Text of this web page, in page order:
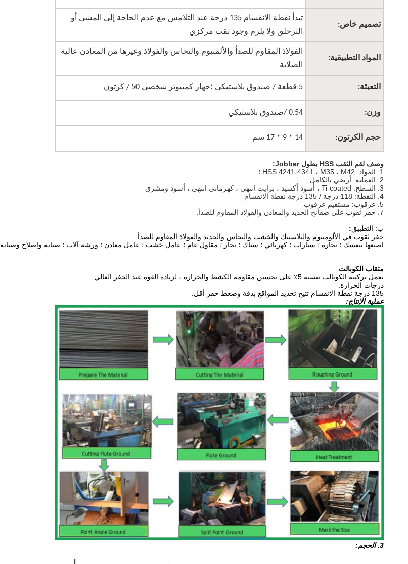
تصميم خاص:
تبدأ نقطة الانقسام 135 درجة عند التلامس مع عدم الحاجة إلى المشي أو
التزحلق ولا يلزم وجود ثقب مركزي
المواد التطبيقية:
الفولاذ المقاوم للصدأ والألمنيوم والنحاس والفولاذ وغيرها من المعادن عالية
الصلابة
التعبئة: 5 قطعة / صندوق بلاستيكي ؛جهاز كمبيوتر شخصى 50 / كرتون
وزن: 0.54 / صندوق بلاستيكي
حجم الكرتون: 14 * 9 * 17 سم
وصف لقم الثقب HSS بطول Jobber:
1. المواد: HSS 4241،4341 ، M35 ، M42 ؛
2. العملية: أرضي بالكامل
3. السطح: Ti-coated ، أسود أكسيد ، برايت انتهى ، كهرماني انتهى ، أسود ومشرق
4. النقطة: 118 درجة / 135 درجة نقطة الانقسام
5. عرقوب: مستقيم عرقوب
7. حفر ثقوب على صفائح الحديد والمعادن والفولاذ المقاوم للصدأ.
ب: التطبيق:
حفر ثقوب في الألومنيوم والبلاستيك والخشب والنحاس والحديد والفولاذ المقاوم للصدأ.
اصنعها بنفسك ؛ تجارة ؛ سيارات ؛ كهربائي ؛ سباك ؛ نجار ؛ مقاول عام ؛ عامل خشب ؛ عامل معادن ؛ ورشة آلات ؛ صيانة وإصلاح وصيانة.
مثقاب الكوبالت:
تعمل تركيبة الكوبالت بنسبة 5٪ على تحسين مقاومة الكشط والحرارة ، لزيادة القوة عند الحفر العالي
درجات الحرارة.
135 درجة نقطة الانقسام تتيح تحديد المواقع بدقة وضغط حفر أقل.
عملية الإنتاج:
3. الحجم: